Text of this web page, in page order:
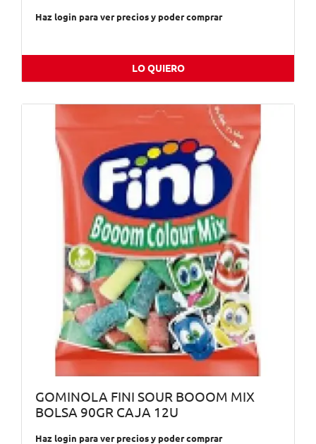
Haz login para ver precios y poder comprar
LO QUIERO
GOMINOLA FINI SOUR BOOOM MIX
BOLSA 90GR CAJA 12U
Haz login para ver precios y poder comprar